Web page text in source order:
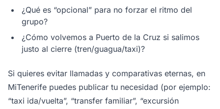
¿Qué es “opcional” para no forzar el ritmo del
grupo?
¿Cómo volvemos a Puerto de la Cruz si salimos
justo al cierre (tren/guagua/taxi)?
Si quieres evitar llamadas y comparativas eternas, en
MiTenerife puedes publicar tu necesidad (por ejemplo:
“taxi ida/vuelta”, “transfer familiar”, “excursión